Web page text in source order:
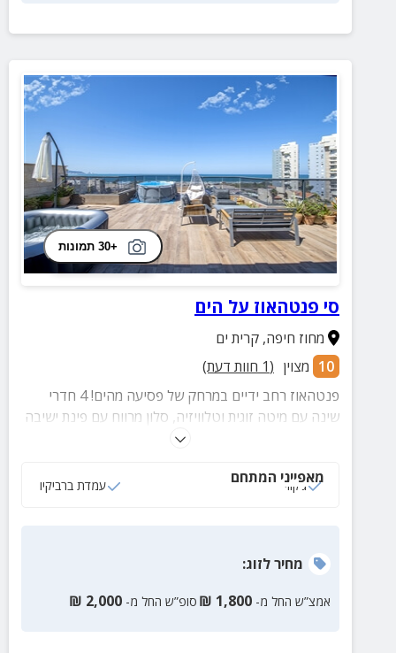
+30 תמונות
סי פנטהאוז על הים
מחוז חיפה,קרית ים
10 מצוין (
1 חוות דעת)
פנטהאוז רחב ידיים במרחק של פסיעה מהים! 4 חדרי
שינה עם מיטה זוגית וטלוויזיה, סלון מרווח עם פינת ישיבה
וטלוויזיה בערוצים, פינת אוכל, מטבח מצויד, חדר רחצה
ג'קוזי, בריכה, פינות ישיבה נוחות.
מאפייני המתחם
ג‘קוזי עמדת ברביקיו
מחירלזוג:
אמצ”ש החל מ- 1,800
₪ סופ”ש החל מ- 2,000
₪